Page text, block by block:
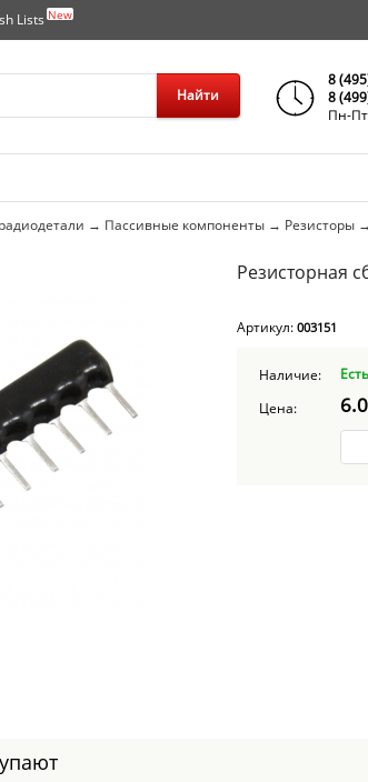
Lists New
Найти
8
8
Пн-
→ Пассивные компоненты → Резисторы →
Резисторная
Артикул: 003151
Наличие:
Цена: